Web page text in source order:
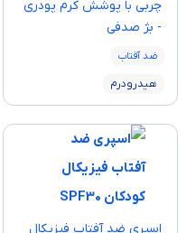
چربی با پوشش کرم پودری
- بژ صدفی
ضد آفتاب
هیدرودرم
اسپری ضد آفتاب فیزیکال